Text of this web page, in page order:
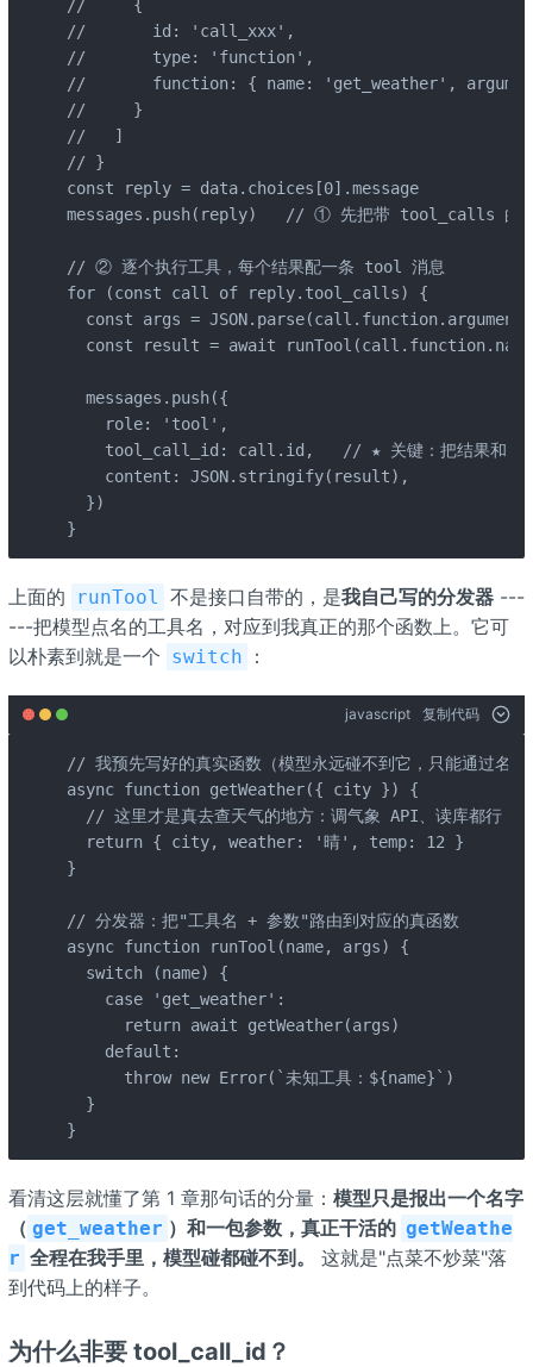
//     {
//       id: 'call_xxx',
//       type: 'function',
//       function: { name: 'get_weather',
//     }
//   ]
// }
const reply = data.choices[0].message
messages.push(reply)   // ① 先把带 tool_calls 的
// ② 逐个执行工具，每个结果配一条 tool 消息
for (const call of reply.tool_calls) {
const args =
const result = await
  messages.push({
    role: 'tool',
tool_call_id: call.id,   // ★ 关键：把结果和"哪
    content: JSON.stringify(result),
  })
}
上面的 runTool 不是接口自带的，是我自己写的分发器---
---把模型点名的工具名，对应到我真正的那个函数上。它可
以朴素到就是一个 switch ：
javascript 复制代码
// 我预先写好的真实函数（模型永远碰不到它，只能通过名字
async function getWeather({ city }) {
  // 这里才是真去查天气的地方：调气象 API、读库都行
  return { city, weather: '晴', temp: 12 }
}
// 分发器：把"工具名 + 参数"路由到对应的真函数
async function runTool(name, args) {
  switch (name) {
    case 'get_weather':
      return await getWeather(args)
    default:
      throw new Error(`未知工具：${name}`)
  }
}
看清这层就懂了第 1 章那句话的分量： 模型只是报出一个名字
（ get_weather ）和一包参数，真正干活的 getWeathe
r 全程在我手里，模型碰都碰不到。
这就是"点菜不炒菜"落
到代码上的样子。
为什么非要 tool_call_id？